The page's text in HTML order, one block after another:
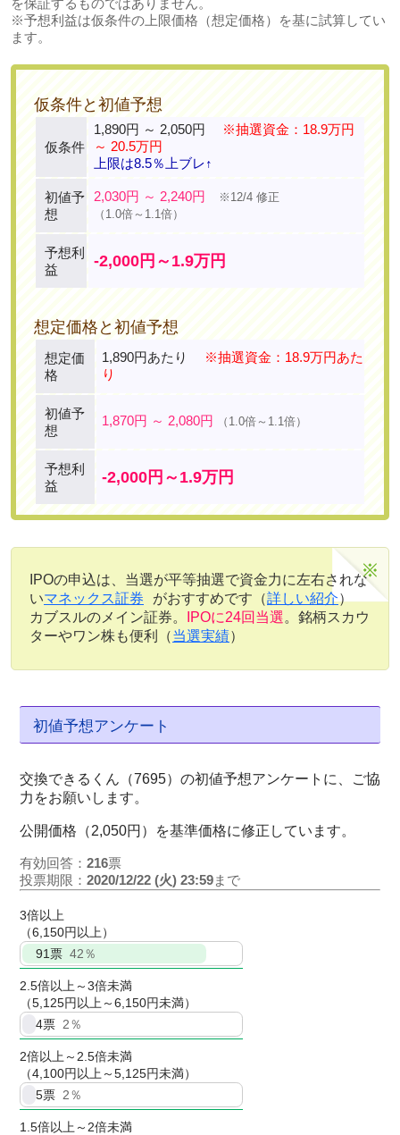
※予想利益は仮条件の上限価格（想定価格）を基に試算してい
ます。
仮条件と初値予想
仮条件
1,890円 ～ 2,050円
※抽選資金：18.9万円
～ 20.5万円
上限は8.5％上ブレ↑
初値予
想
2,030円 ～ 2,240円
※12/4 修正
（1.0倍～1.1倍）
予想利
益
-2,000円～1.9万円
想定価格と初値予想
想定価
格
1,890円あたり
※抽選資金：18.9万円あた
り
初値予
想
1,870円 ～ 2,080円 （1.0倍～1.1倍）
予想利
益
-2,000円～1.9万円
IPOの申込は、当選が平等抽選で資金力に左右されな
いマネックス証券 がおすすめです（詳しい紹介）
カブスルのメイン証券。
IPOに24回当選。銘柄スカウ
ターやワン株も便利（当選実績）
初値予想アンケート
交換できるくん（7695）の初値予想アンケートに、ご協
力をお願いします。
公開価格（2,050円）を基準価格に修正しています。
有効回答： 216票
投票期限： 2020/12/22 (火) 23:59まで
3倍以上
（6,150円以上）
91票 42％
2.5倍以上～3倍未満
（5,125円以上～6,150円未満）
4票 2％
2倍以上～2.5倍未満
（4,100円以上～5,125円未満）
5票 2％
1.5倍以上～2倍未満